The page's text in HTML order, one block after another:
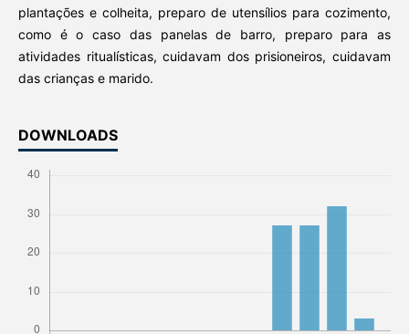
plantações e colheita, preparo de utensílios para cozimento,
como é o caso das panelas de barro, preparo para as
atividades ritualísticas, cuidavam dos prisioneiros, cuidavam
das crianças e marido.
DOWNLOADS